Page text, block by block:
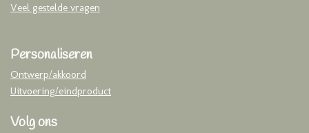
Veel gestelde vragen
Personaliseren
Ontwerp/akkoord
Uitvoering/eindproduct
Volg ons